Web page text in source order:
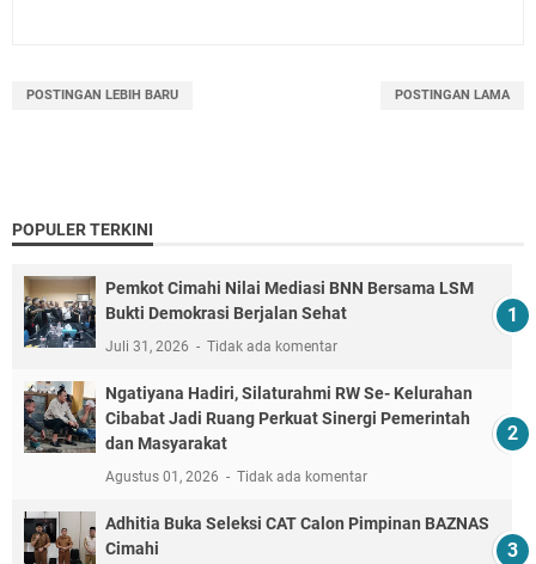
POSTINGAN LEBIH BARU POSTINGAN LAMA
POPULER TERKINI
Pemkot Cimahi Nilai Mediasi BNN Bersama LSM
Bukti Demokrasi Berjalan Sehat
Juli 31, 2026 Tidak ada komentar
Ngatiyana Hadiri, Silaturahmi RW Se- Kelurahan
Cibabat Jadi Ruang Perkuat Sinergi Pemerintah
dan Masyarakat
Agustus 01, 2026 Tidak ada komentar
Adhitia Buka Seleksi CAT Calon Pimpinan BAZNAS
Cimahi